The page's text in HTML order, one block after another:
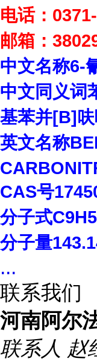
电话：
邮箱：
中文名称6-
中文同义词
基苯并[B]
英文名称
CAS号
分子式
分子量
...
联系我们
河南阿尔
联系人 赵